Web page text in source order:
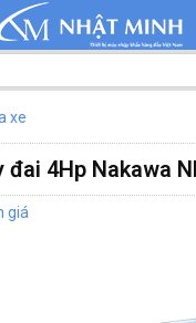
xe
đai 4Hp Nakawa
giá